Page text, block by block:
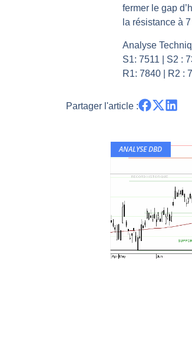
Pourquoi 6
Une inertie
Pourquoi le
fermer le gap
la résistance à
Analyse
S1: 7511 | S2 :
R1: 7840 | R2 :
Partager l'article :
ANALYSE DBD